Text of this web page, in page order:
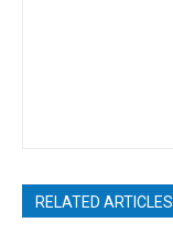
RELATED ARTICLES